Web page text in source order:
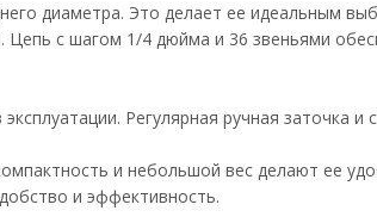
диаметра. Это делает ее идеальным
Цепь с шагом 1/4 дюйма и 36 звеньями
Регулярная ручная заточка и
и небольшой вес делают ее
и эффективность.